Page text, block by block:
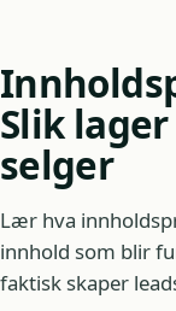
Slik
selger
Lær hva
innhold som blir
faktisk skaper